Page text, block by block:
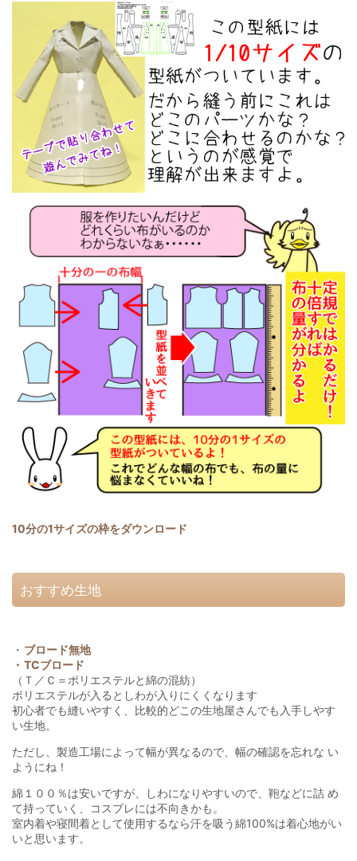
10分の1サイズの枠をダウンロード
おすすめ生地
・ ブロード無地
・ TCブロード
（Ｔ／Ｃ＝ポリエステルと綿の混紡）
ポリエステルが入るとしわが入りにくくなります
初心者でも縫いやすく、比較的どこの生地屋さんでも入手しやす
い生地。
ただし、製造工場によって幅が異なるので、幅の確認を忘れな い
ようにね！
綿１００％は安いですが、しわになりやすいので、鞄などに詰 め
て持っていく、コスプレには不向きかも。
室内着や寝間着として使用するなら汗を吸う綿100%は着心地がい
いと思います。